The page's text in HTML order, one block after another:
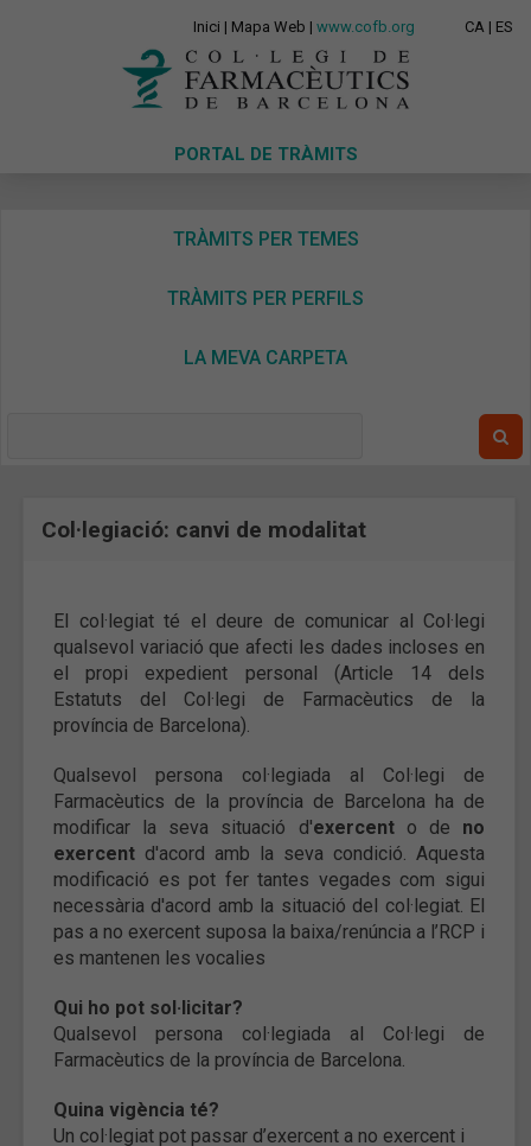
Inici | Mapa Web | www.cofb.org CA | ES
PORTAL DE TRÀMITS
TRÀMITS PER TEMES
TRÀMITS PER PERFILS
LA MEVA CARPETA
Col·legiació: canvi de modalitat
El col·legiat té el deure de comunicar al Col·legi
qualsevol variació que afecti les dades incloses en
el propi expedient personal (Article 14 dels
Estatuts del Col·legi de Farmacèutics de la
província de Barcelona).
Qualsevol persona col·legiada al Col·legi de
Farmacèutics de la província de Barcelona ha de
modificar la seva situació d'exercent o de no
exercent d'acord amb la seva condició. Aquesta
modificació es pot fer tantes vegades com sigui
necessària d'acord amb la situació del col·legiat. El
pas a no exercent suposa la baixa/renúncia a l’RCP i
es mantenen les vocalies
Qui ho pot sol·licitar?
Qualsevol persona col·legiada al Col·legi de
Farmacèutics de la província de Barcelona.
Quina vigència té?
Un col·legiat pot passar d’exercent a no exercent i